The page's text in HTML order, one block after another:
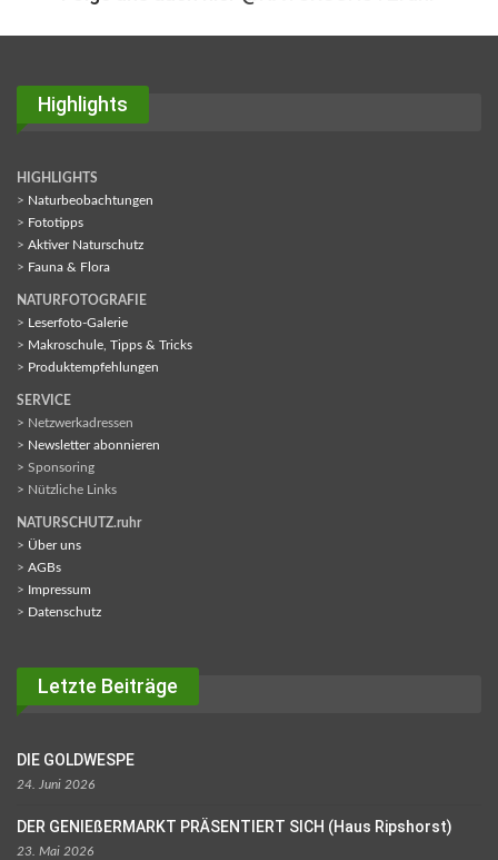
Highlights
HIGHLIGHTS
> Naturbeobachtungen
> Fototipps
> Aktiver Naturschutz
> Fauna & Flora
NATURFOTOGRAFIE
> Leserfoto-Galerie
> Makroschule, Tipps & Tricks
> Produktempfehlungen
SERVICE
> Netzwerkadressen
> Newsletter abonnieren
> Sponsoring
> Nützliche Links
NATURSCHUTZ.ruhr
> Über uns
> AGBs
> Impressum
> Datenschutz
Letzte Beiträge
DIE GOLDWESPE
24. Juni 2026
DER GENIEßERMARKT PRÄSENTIERT SICH (Haus Ripshorst)
23. Mai 2026